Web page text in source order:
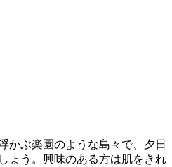
かぶ楽園のような島々で、夕日
ょう。興味のある方は肌をきれ